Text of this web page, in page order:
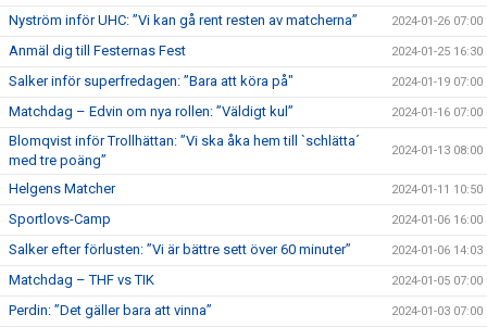
Nyström inför UHC: ”Vi kan gå rent resten av matcherna” 2024-01-26 07:00
Anmäl dig till Festernas Fest 2024-01-25 16:30
Salker inför superfredagen: ”Bara att köra på" 2024-01-19 07:00
Matchdag – Edvin om nya rollen: ”Väldigt kul” 2024-01-16 07:00
Blomqvist inför Trollhättan: ”Vi ska åka hem till `schlätta´
med tre poäng”
2024-01-13 08:00
Helgens Matcher 2024-01-11 10:50
Sportlovs-Camp 2024-01-06 16:00
Salker efter förlusten: ”Vi är bättre sett över 60 minuter” 2024-01-06 14:03
Matchdag – THF vs TIK 2024-01-05 07:00
Perdin: ”Det gäller bara att vinna” 2024-01-03 07:00